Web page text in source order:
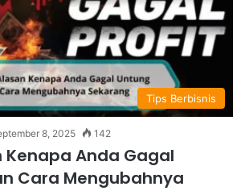
Tips Berbisnis
8, 2025 142
Kenapa Anda Gagal
Cara Mengubahnya